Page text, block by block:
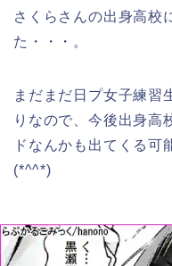
さくらさんの出身高校
た・・・。
まだまだ日プ女子練習
りなので、今後出身高
ドなんかも出てくる可
(*^^*)